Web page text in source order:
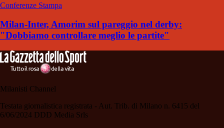
Conferenze Stampa
Milan-Inter, Amorim sul pareggio nel derby:
"Dobbiamo controllare meglio le partite"
Milanisti Channel
Testata giornalistica registrata - Aut. Trib. di Milano n. 6415 del
6/06/2024 DDD Media Srls